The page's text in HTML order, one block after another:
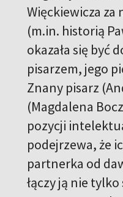
Więckiewicza
(m.in. historią
okazała się być
pisarzem, jego
Znany pisarz
(Magdalena
pozycji
podejrzewa, że
partnerka od
łączy ją nie